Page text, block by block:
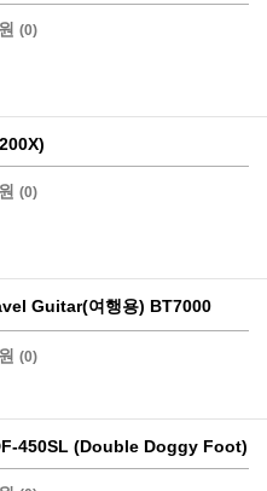
(0)
(0)
Guitar(여행용) BT7000
(0)
450SL (Double Doggy Foot)